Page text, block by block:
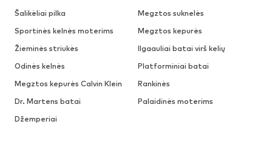
Šalikėliai pilka
Megztos suknelės
Sportinės kelnės moterims
Megztos kepurės
Žieminės striukės
Ilgaauliai batai virš kelių
Odinės kelnės
Platforminiai batai
Megztos kepurės Calvin Klein
Rankinės
Dr. Martens batai
Palaidinės moterims
Džemperiai